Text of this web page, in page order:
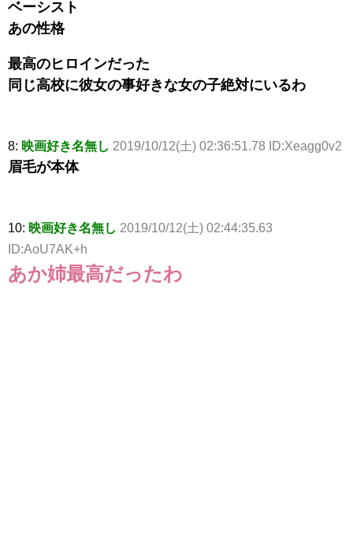
ベーシスト
あの性格
最高のヒロインだった
同じ高校に彼女の事好きな女の子絶対にいるわ
8: 映画好き名無し 2019/10/12(土) 02:36:51.78 ID:Xeagg0v2
眉毛が本体
10: 映画好き名無し 2019/10/12(土) 02:44:35.63
ID:AoU7AK+h
あか姉最高だったわ